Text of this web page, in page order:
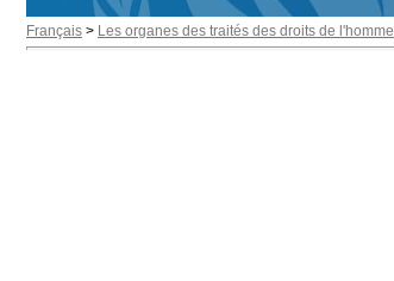
Français > Les organes des traités des droits de l'homme